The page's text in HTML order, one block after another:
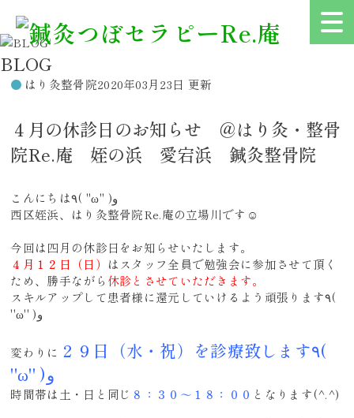
BLOG
はり灸整骨院2020年03月23日 更新
４月の休診日のお知らせ ＠はり灸・整骨
院Re.庵 姪の浜 愛宕浜 鍼灸整骨院
こんにちは٩( ''ω'' )و
西区姪浜、はり灸整骨院Re.庵の立場川です☺
今回は四月の休診日をお知らせいたします。
４月１２日（日） はスタッフ全員で勉強会に参加させて頂く
ため、勝手ながら 休診とさせていただきます。
スキルアップして患者様に還元していけるよう頑張ります٩(
''ω'' )و
変わりに ２９日（水・祝）を診療致します٩(
''ω'' )و
時間帯は土・日と同じ ８：３０～１８：００ となります(^.^)